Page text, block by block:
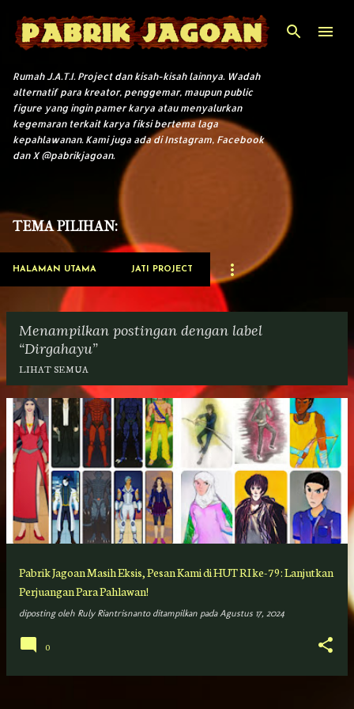
Langsung ke konten utama
Rumah J.A.T.I. Project dan kisah-kisah lainnya. Wadah
alternatif para kreator, penggemar, maupun public
figure yang ingin pamer karya atau menyalurkan
kegemaran terkait karya fiksi bertema laga
kepahlawanan. Kami juga ada di Instagram, Facebook
dan X @pabrikjagoan.
TEMA PILIHAN:
HALAMAN UTAMA JATI PROJECT
Menampilkan postingan dengan label
Dirgahayu
LIHAT SEMUA
o
Pabrik Jagoan Masih Eksis, Pesan Kami di HUT RI ke-79: Lanjutkan
Perjuangan Para Pahlawan!
diposting oleh Ruly Riantrisnanto ditampilkan padaAgustus 17, 2024
0